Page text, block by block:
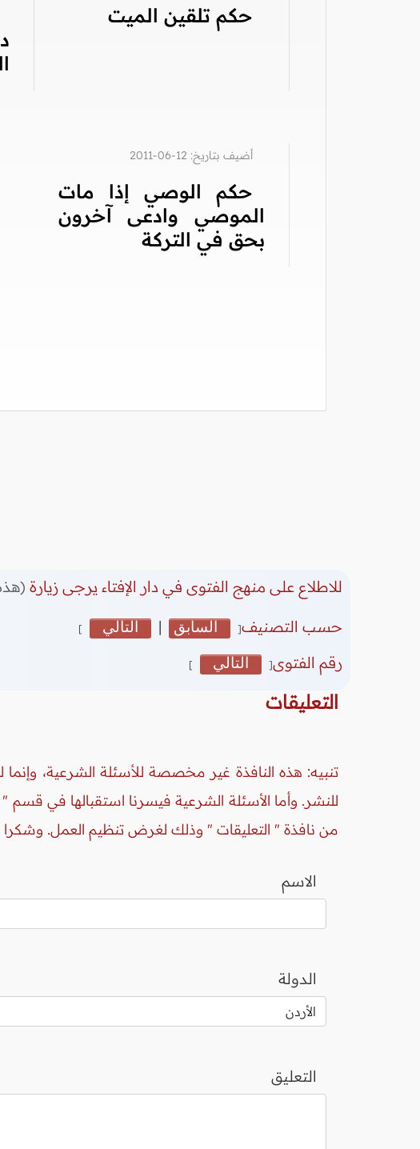
حكم تلقين الميت
أضيف بتاريخ: 12-06-2011
حكم الوصي إذا مات
الموصي وادعى آخرون
بحق في التركة
للاطلاع على منهج الفتوى في دار الإفتاء يرجى زيارة
حسب التصنيف[ السابق | التالي ]
رقم الفتوى[ التالي ]
التعليقات
تنبيه: هذه النافذة غير مخصصة للأسئلة الشرعية،
للنشر. وأما الأسئلة الشرعية فيسرنا استقبالها في
من نافذة " التعليقات " وذلك لغرض تنظيم العمل. وشكرا
الاسم
الدولة
التعليق